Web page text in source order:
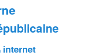
internet